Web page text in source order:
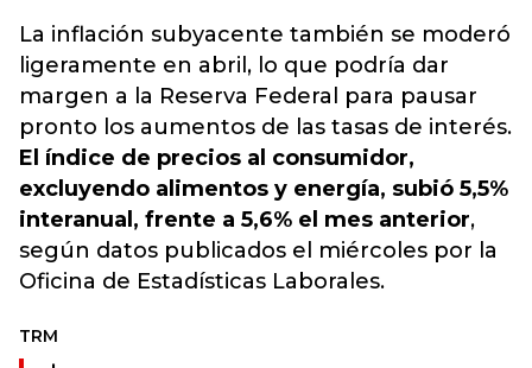
La inflación subyacente también se moderó
ligeramente en abril, lo que podría dar
margen a la Reserva Federal para pausar
pronto los aumentos de las tasas de interés.
El índice de precios al consumidor,
excluyendo alimentos y energía, subió 5,5%
interanual, frente a 5,6% el mes anterior,
según datos publicados el miércoles por la
Oficina de Estadísticas Laborales.